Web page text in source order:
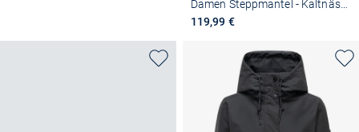
Damen Steppmantel - Kaltnäschen 16
119,99 €